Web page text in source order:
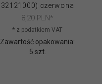
32121000) czerwona
8,20 PLN*
* z podatkiem VAT
Zawartość opakowania:
5 szt.